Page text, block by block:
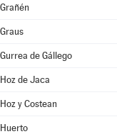
Grañén
Graus
Gurrea de Gállego
Hoz de Jaca
Hoz y Costean
Huerto